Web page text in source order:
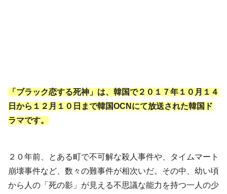
「ブラック恋する死神」は、韓国で２０１７年１０月１４
日から１２月１０日まで韓国OCNにて放送された韓国ド
ラマです。
２０年前、とある町で不可解な殺人事件や、タイムマート
崩壊事件など、数々の難事件が相次いだ。その中、幼い頃
から人の「死の影」が見える不思議な能力を持つ一人の少